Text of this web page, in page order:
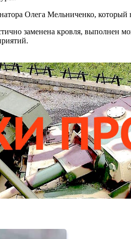
Олега Мельниченко, который
заменена кровля, выполнен